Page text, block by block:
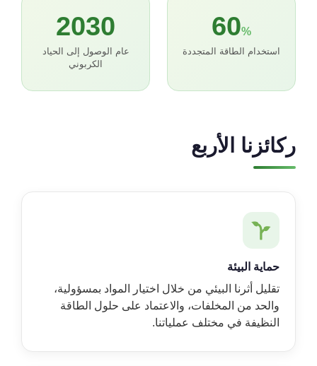
60%
استخدام الطاقة المتجددة
2030
عام الوصول إلى الحياد
الكربوني
ركائزنا الأربع
حماية البيئة
تقليل أثرنا البيئي من خلال اختيار المواد بمسؤولية،
والحد من المخلفات، والاعتماد على حلول الطاقة
النظيفة في مختلف عملياتنا.